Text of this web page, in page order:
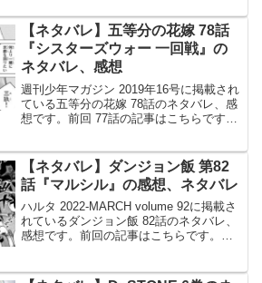
られ、仲間同士での争いが続出第二層は
でかい書庫神奈備...
【ネタバレ】五等分の花嫁 78話
『シスターズウォー 一回戦』の
ネタバレ、感想
週刊少年マガジン 2019年16号に掲載され
ている五等分の花嫁 78話のネタバレ、感
想です。前回 77話の記事はこちらです。
穏な雰囲気です。姉妹の戦い三玖のバイ
ト三玖が...
【ネタバレ】ダンジョン飯 第82
話『マルシル』の感想、ネタバレ
ハルタ 2022-MARCH volume 92に掲載さ
れているダンジョン飯 82話のネタバレ、
感想です。前回の記事はこちらです。ラ
迷宮の異変エルフがドワーフに連絡翼獅